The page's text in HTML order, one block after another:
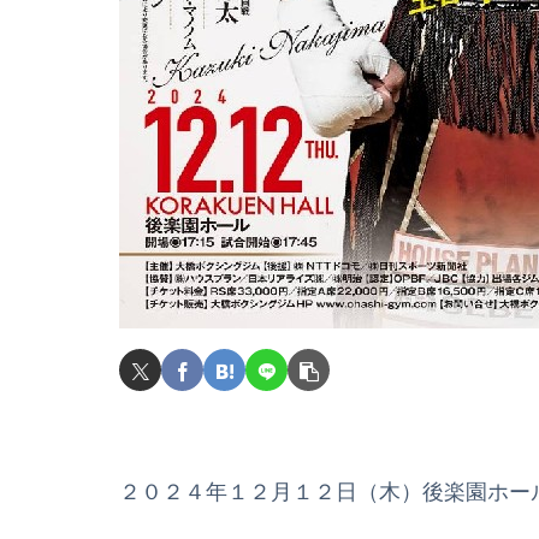
２０２４年１２月１２日（木）後楽園ホー